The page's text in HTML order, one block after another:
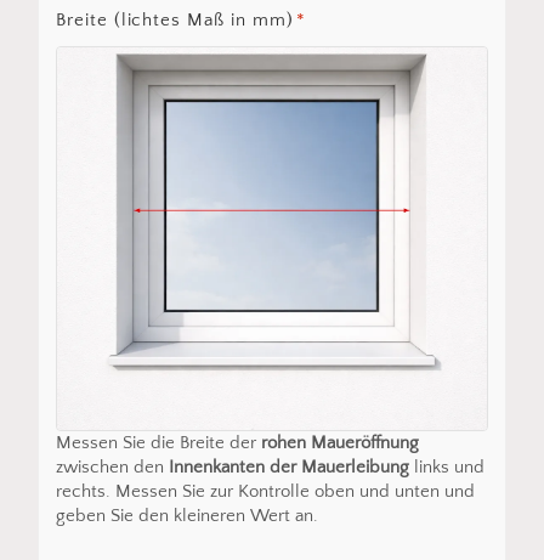
Breite (lichtes Maß in mm) *
Messen Sie die Breite der rohen Maueröffnung
zwischen den Innenkanten der Mauerleibunglinks und
rechts. Messen Sie zur Kontrolle oben und unten und
geben Sie den kleineren Wert an.